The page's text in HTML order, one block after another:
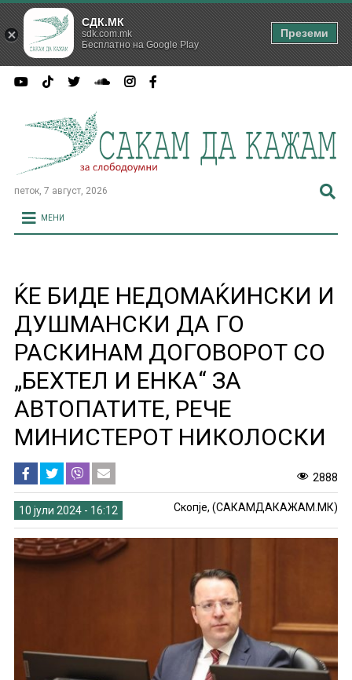
петок, 7 август, 2026
МЕНИ
ЌЕ БИДЕ НЕДОМАЌИНСКИ И
ДУШМАНСКИ ДА ГО
РАСКИНАМ ДОГОВОРОТ СО
„БЕХТЕЛ И ЕНКА“ ЗА
АВТОПАТИТЕ, РЕЧЕ
МИНИСТЕРОТ НИКОЛОСКИ
2888
10 јули 2024 - 16:12 Скопје, (САКАМДАКАЖАМ.МК)
СДК.МК
sdk.com.mk
Бесплатно на Google Play
Преземи